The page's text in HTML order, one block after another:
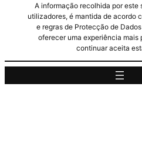
A informação recolhida por este
utilizadores, é mantida de acordo
e regras de Protecção de
oferecer uma experiência mais
continuar aceita